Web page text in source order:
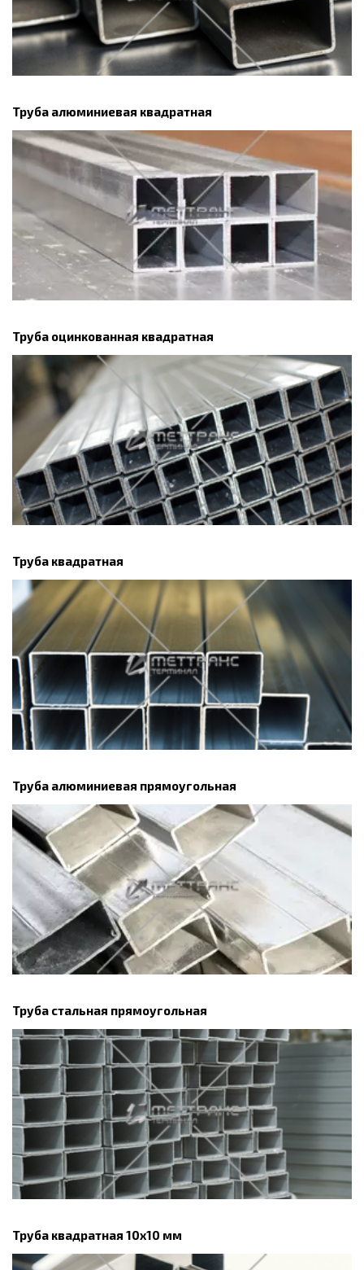
Труба алюминиевая квадратная
Труба оцинкованная квадратная
Труба квадратная
Труба алюминиевая прямоугольная
Труба стальная прямоугольная
Труба квадратная 10х10 мм